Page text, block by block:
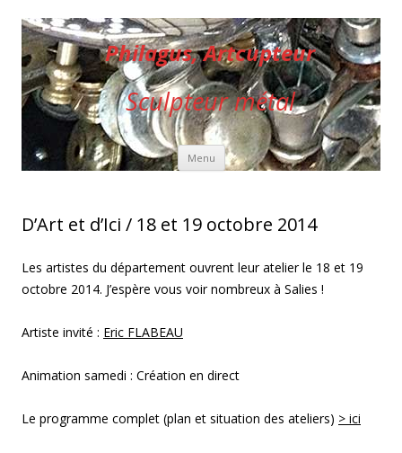
Philagus, Artcupteur
Sculpteur métal
Menu Aller au contenu principal
D’Art et d’Ici / 18 et 19 octobre 2014
Les artistes du département ouvrent leur atelier le 18 et 19
octobre 2014. J’espère vous voir nombreux à Salies !
Artiste invité : Eric FLABEAU
Animation samedi : Création en direct
Le programme complet (plan et situation des ateliers) > ici